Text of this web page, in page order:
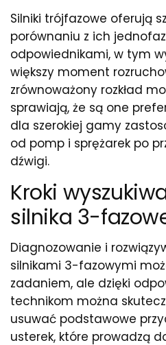
Silniki trójfazowe oferują
porównaniu z ich
odpowiednikami, w tym
większy moment
zrównoważony rozkład
sprawiają, że są one
dla szerokiej gamy
od pomp i sprężarek po
dźwigi.
Kroki
silnika 3-
Diagnozowanie i
silnikami 3-fazowymi
zadaniem, ale dzięki
technikom można
usuwać podstawowe
usterek, które prowadzą